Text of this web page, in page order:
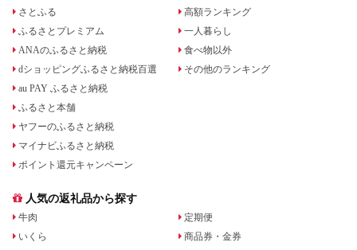
さとふる
ふるさとプレミアム
ANAのふるさと納税
dショッピングふるさと納税百選
au PAY ふるさと納税
ふるさと本舗
ヤフーのふるさと納税
マイナビふるさと納税
ポイント還元キャンペーン
高額ランキング
一人暮らし
食べ物以外
その他のランキング
人気の返礼品から探す
牛肉
いくら
定期便
商品券・金券